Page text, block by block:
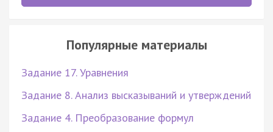
Популярные материалы
Задание 17. Уравнения
Задание 8. Анализ высказываний и утверждений
Задание 4. Преобразование формул